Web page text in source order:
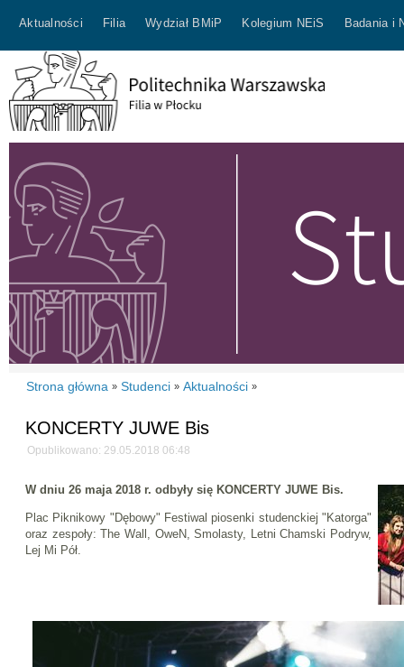
Aktualności Filia Wydział BMiP Kolegium NEiS Badania i
Strona główna » Studenci » Aktualności »
KONCERTY JUWE Bis
Opublikowano: 29.05.2018 06:48
W dniu 26 maja 2018 r. odbyły się KONCERTY JUWE Bis.
Plac Piknikowy "Dębowy" Festiwal piosenki studenckiej "Katorga"
oraz zespoły: The Wall, OweN, Smolasty, Letni Chamski Podryw,
Lej Mi Pół.